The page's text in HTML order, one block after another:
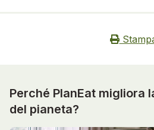
Perché PlanEat migliora
del pianeta?